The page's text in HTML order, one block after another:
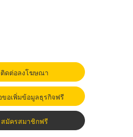
ติดต่อลงโฆษณา
ขอเพิ่มข้อมูลธุรกิจฟรี
สมัครสมาชิกฟรี